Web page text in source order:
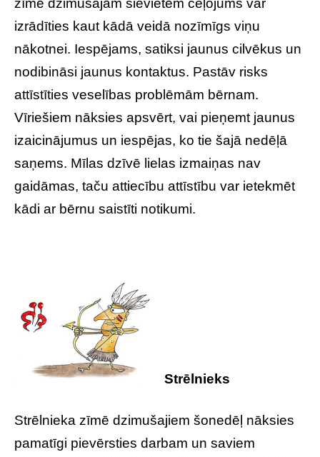
zīmē dzimušajām sievietēm ceļojums var
izrādīties kaut kādā veidā nozīmīgs viņu
nākotnei. Iespējams, satiksi jaunus cilvēkus un
nodibināsi jaunus kontaktus. Pastāv risks
attīstīties veselības problēmām bērnam.
Vīriešiem nāksies apsvērt, vai pieņemt jaunus
izaicinājumus un iespējas, ko tie šajā nedēļā
saņems. Mīlas dzīvē lielas izmaiņas nav
gaidāmas, taču attiecību attīstību var ietekmēt
kādi ar bērnu saistīti notikumi.
Strēlnieks
Strēlnieka zīmē dzimušajiem šonedēļ nāksies
pamatīgi pievērsties darbam un saviem